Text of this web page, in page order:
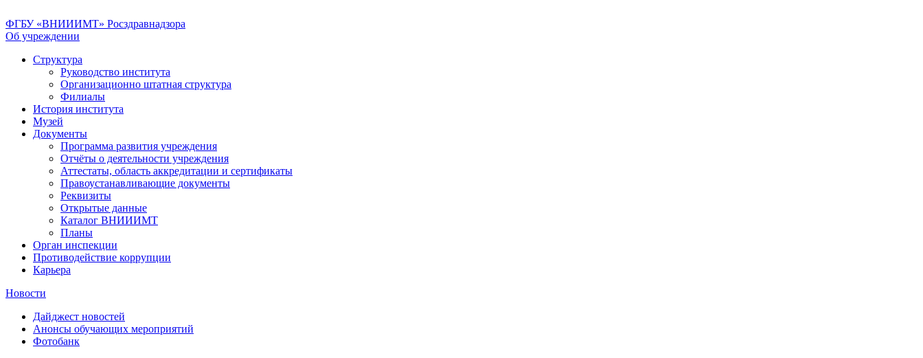
ФГБУ «ВНИИИМТ» Росздравнадзора
Об учреждении
Структура
Руководство института
Организационно штатная структура
Филиалы
История института
Музей
Документы
Программа развития учреждения
Отчёты о деятельности учреждения
Аттестаты, область аккредитации и сертификаты
Правоустанавливающие документы
Реквизиты
Открытые данные
Каталог ВНИИИМТ
Планы
Орган инспекции
Противодействие коррупции
Карьера
Новости
Дайджест новостей
Анонсы обучающих мероприятий
Фотобанк